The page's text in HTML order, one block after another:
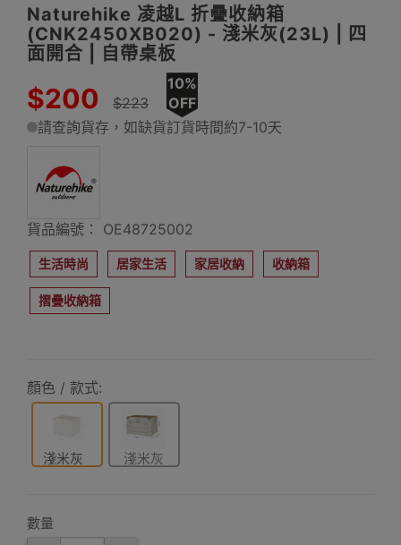
Naturehike 凌越L 折疊收納箱
(CNK2450XB020) - 淺米灰(23L) | 四
面開合 | 自帶桌板
$200 $223
10%
OFF
請查詢貨存，如缺貨訂貨時間約7-10天
貨品編號： OE48725002
生活時尚 居家生活 家居收納 收納箱
摺疊收納箱
顏色 / 款式:
淺米灰
淺米灰
數量